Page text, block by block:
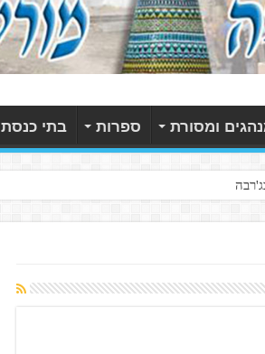
ומסורת ספרות בתי כנסת